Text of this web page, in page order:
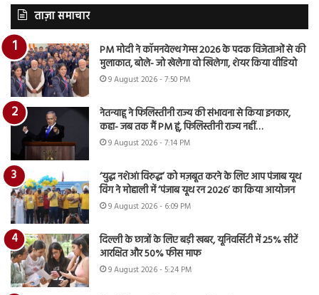
ताज़ा समाचार
PM मोदी ने कॉमनवेल्थ गेम्स 2026 के पदक विजेताओं से की
मुलाकात, बोले- जो खेलेगा वो खिलेगा, शेयर किया वीडियो
9 August 2026 - 7:50 PM
नेतन्याहू ने फिलिस्तीनी राज्य की संभावना से किया इनकार,
कहा- जब तक मैं PM हूं, फिलिस्तीनी राज्य नहीं…
9 August 2026 - 7:14 PM
‘युद्ध नशेआं विरुद्ध’ को मज़बूत करने के लिए आप पंजाब यूथ
विंग ने मोहाली में ‘पंजाब यूथ रन 2026’ का किया आयोजन
9 August 2026 - 6:09 PM
दिल्ली के छात्रों के लिए बड़ी खबर, यूनिवर्सिटी में 25% सीटें
आरक्षित और 50% फीस माफ
9 August 2026 - 5:24 PM